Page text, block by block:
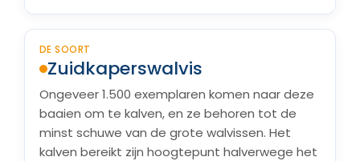
DE SOORT
Zuidkaperswalvis
Ongeveer 1.500 exemplaren komen naar deze
baaien om te kalven, en ze behoren tot de
minst schuwe van de grote walvissen. Het
kalven bereikt zijn hoogtepunt halverwege het